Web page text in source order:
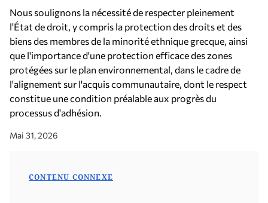
Nous soulignons la nécessité de respecter pleinement
l'État de droit, y compris la protection des droits et des
biens des membres de la minorité ethnique grecque, ainsi
que l'importance d'une protection efficace des zones
protégées sur le plan environnemental, dans le cadre de
l'alignement sur l'acquis communautaire, dont le respect
constitue une condition préalable aux progrès du
processus d'adhésion.
Mai 31, 2026
CONTENU CONNEXE